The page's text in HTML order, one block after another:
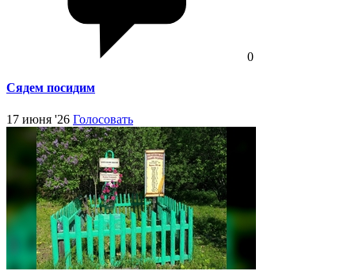
0
Сядем посидим
17 июня '26 Голосовать